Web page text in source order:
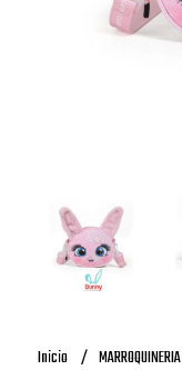
Inicio MARROQUINERIA